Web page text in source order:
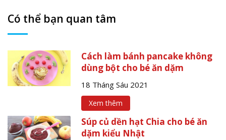
Có thể bạn quan tâm
Cách làm bánh pancake không
dùng bột cho bé ăn dặm
18 Tháng Sáu 2021
Xem thêm
Súp củ dền hạt Chia cho bé ăn
dặm kiểu Nhật